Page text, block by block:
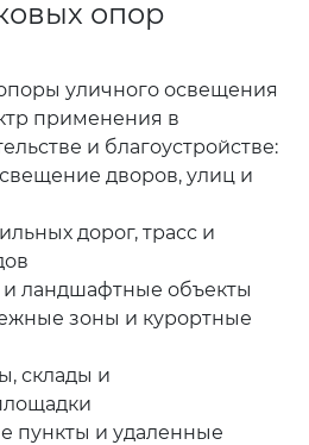
опор
уличного освещения
применения в
и благоустройстве:
дворов, улиц и
дорог, трасс и
ландшафтные объекты
зоны и курортные
склады и
пункты и удаленные